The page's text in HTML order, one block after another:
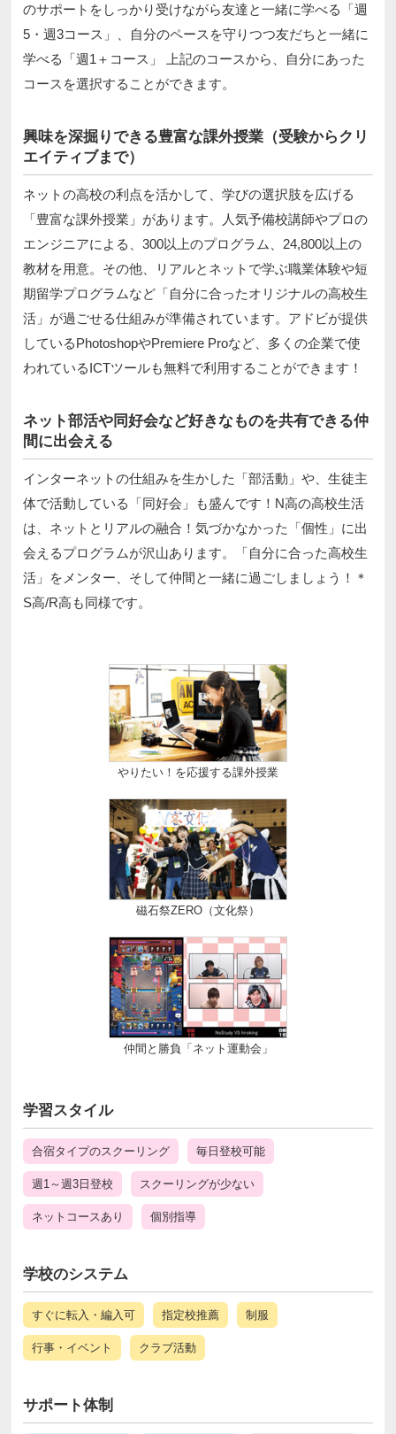
のサポートをしっかり受けながら友達と一緒に学べる「週
5・週3コース」、自分のペースを守りつつ友だちと一緒に
学べる「週1＋コース」 上記のコースから、自分にあった
コースを選択することができます。
興味を深掘りできる豊富な課外授業（受験からクリ
エイティブまで）
ネットの高校の利点を活かして、学びの選択肢を広げる
「豊富な課外授業」があります。人気予備校講師やプロの
エンジニアによる、300以上のプログラム、24,800以上の
教材を用意。その他、リアルとネットで学ぶ職業体験や短
期留学プログラムなど「自分に合ったオリジナルの高校生
活」が過ごせる仕組みが準備されています。アドビが提供
しているPhotoshopやPremiere Proなど、多くの企業で使
われているICTツールも無料で利用することができます！
ネット部活や同好会など好きなものを共有できる仲
間に出会える
インターネットの仕組みを生かした「部活動」や、生徒主
体で活動している「同好会」も盛んです！N高の高校生活
は、ネットとリアルの融合！気づかなかった「個性」に出
会えるプログラムが沢山あります。「自分に合った高校生
活」をメンター、そして仲間と一緒に過ごしましょう！＊
S高/R高も同様です。
やりたい！を応援する課外授業
磁石祭ZERO（文化祭）
仲間と勝負「ネット運動会」
学習スタイル
合宿タイプのスクーリング 毎日登校可能
週1～週3日登校 スクーリングが少ない
ネットコースあり 個別指導
学校のシステム
すぐに転入・編入可 指定校推薦 制服
行事・イベント クラブ活動
サポート体制